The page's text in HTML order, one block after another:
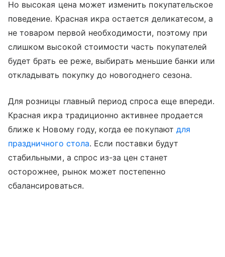
Но высокая цена может изменить покупательское
поведение. Красная икра остается деликатесом, а
не товаром первой необходимости, поэтому при
слишком высокой стоимости часть покупателей
будет брать ее реже, выбирать меньшие банки или
откладывать покупку до новогоднего сезона.
Для розницы главный период спроса еще впереди.
Красная икра традиционно активнее продается
ближе к Новому году, когда ее покупают для
праздничного стола. Если поставки будут
стабильными, а спрос из-за цен станет
осторожнее, рынок может постепенно
сбалансироваться.